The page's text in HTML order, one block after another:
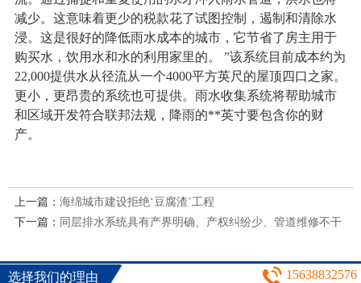
减少。这意味着更少的税款花了试图控制，遏制和清除水
浸。这是很好的降低雨水成本的城市，它节省了房主用于
购买水，饮用水和水的利用家里的。 ”该系统目前成本约为
22,000提供水从径流从一个4000平方英尺的屋顶四口之家。
更小，更昂贵的系统也可提供。 雨水收集系统将帮助城市
和区域开发符合联邦法规，降雨的**英寸要包含你的财
产。
上一篇： 海绵城市建设拒绝‘豆腐渣’工程
下一篇： 同层排水系统具有产界明确、产权纠纷少、管道维修不干
选择我们的理由 15638832576